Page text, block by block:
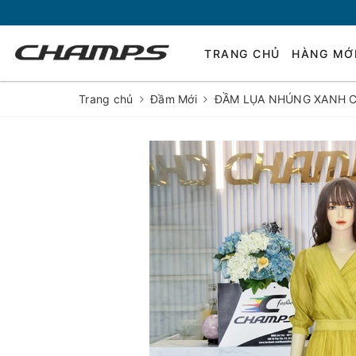
TRANG CHỦ HÀNG
Trang chủ Đầm Mới ĐẦM LỤA NHÚNG XANH